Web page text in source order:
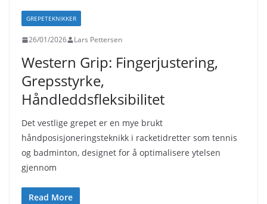
GREPETEKNIKKER
26/01/2026 Lars Pettersen
Western Grip: Fingerjustering,
Grepsstyrke,
Håndleddsfleksibilitet
Det vestlige grepet er en mye brukt
håndposisjoneringsteknikk i racketidretter som tennis
og badminton, designet for å optimalisere ytelsen
gjennom
Read More